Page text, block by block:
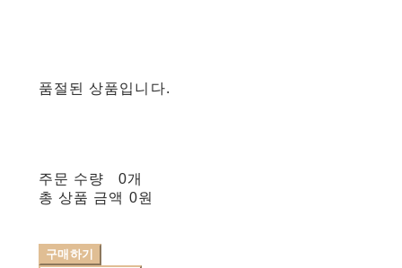
품절된 상품입니다.
주문 수량
0개
총 상품 금액 0원
구매하기